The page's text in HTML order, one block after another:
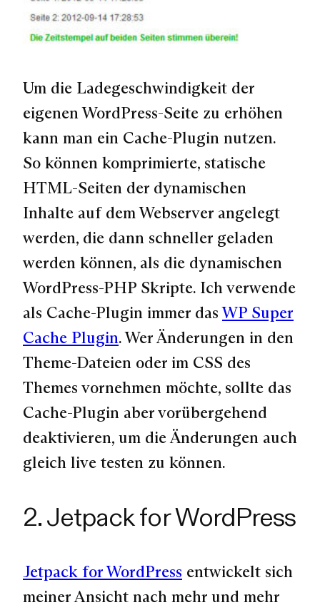
Um die Ladegeschwindigkeit der
eigenen WordPress-Seite zu erhöhen
kann man ein Cache-Plugin nutzen.
So können komprimierte, statische
HTML-Seiten der dynamischen
Inhalte auf dem Webserver angelegt
werden, die dann schneller geladen
werden können, als die dynamischen
WordPress-PHP Skripte. Ich verwende
als Cache-Plugin immer dasWP Super
Cache Plugin. Wer Änderungen in den
Theme-Dateien oder im CSS des
Themes vornehmen möchte, sollte das
Cache-Plugin aber vorübergehend
deaktivieren, um die Änderungen auch
gleich live testen zu können.
2. Jetpack for WordPress
Jetpack for WordPress entwickelt sich
meiner Ansicht nach mehr und mehr